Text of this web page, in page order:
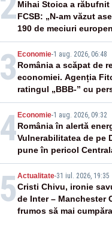
Mihai Stoica a răbufnit
FCSB: „N-am văzut
190 de meciuri
3 Economie-1 aug. 2026, 06:48
România a scăpat de
economiei. Agenția
ratingul „BBB-” cu
negativă
4 Economie-1 aug. 2026, 09:32
România în alertă
Vulnerabilitatea de pe
pune în pericol
cunoscută de pe
5 Actualitate-31 iul. 2026, 19:35
Cristi Chivu, ironie
de Inter – Manchester
frumos să mai